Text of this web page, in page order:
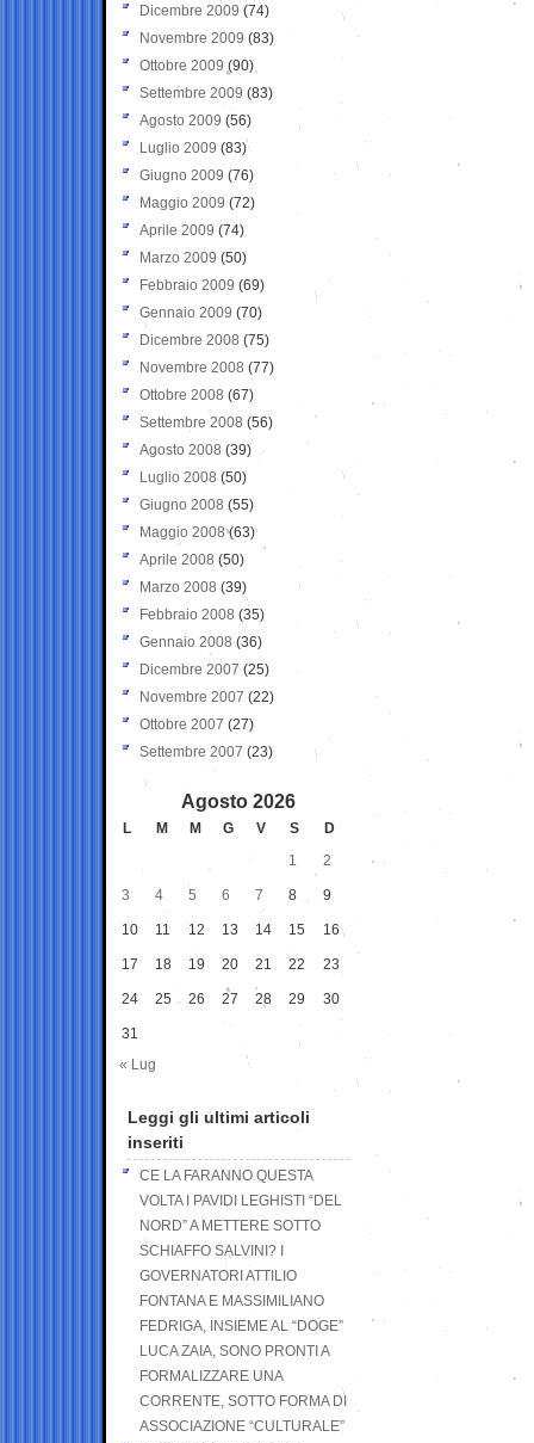
Dicembre 2009 (74)
Novembre 2009 (83)
Ottobre 2009 (90)
Settembre 2009 (83)
Agosto 2009 (56)
Luglio 2009 (83)
Giugno 2009 (76)
Maggio 2009 (72)
Aprile 2009 (74)
Marzo 2009 (50)
Febbraio 2009 (69)
Gennaio 2009 (70)
Dicembre 2008 (75)
Novembre 2008 (77)
Ottobre 2008 (67)
Settembre 2008 (56)
Agosto 2008 (39)
Luglio 2008 (50)
Giugno 2008 (55)
Maggio 2008(63)
Aprile 2008 (50)
Marzo 2008 (39)
Febbraio 2008 (35)
Gennaio 2008 (36)
Dicembre 2007 (25)
Novembre 2007 (22)
Ottobre 2007 (27)
Settembre 2007 (23)
Agosto 2026
L M M G V S
D
1
2
3 4 5 6 7 8 9
10 11 12 13 14 15 16
17 18 19 20 21 22 23
24 25 26 27 28 29 30
31
« Lug
Leggi gli ultimi articoli
inseriti
CE LA FARANNO QUESTA
VOLTA I PAVIDI LEGHISTI “DEL
NORD” A METTERE SOTTO
SCHIAFFO SALVINI? I
GOVERNATORI ATTILIO
FONTANA E MASSIMILIANO
FEDRIGA, INSIEME AL “DOGE”
LUCA ZAIA, SONO PRONTI A
FORMALIZZARE UNA
CORRENTE, SOTTO FORMA DI
ASSOCIAZIONE “CULTURALE”